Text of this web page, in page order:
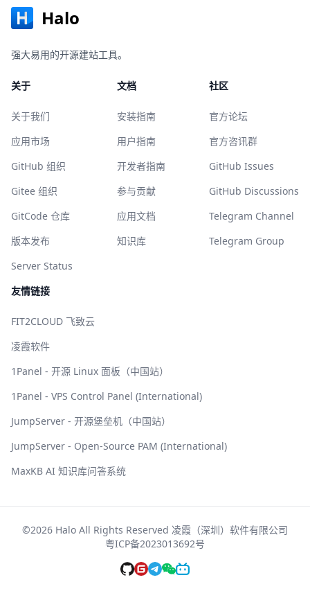
Halo
强大易用的开源建站工具。
关于
关于我们
应用市场
GitHub 组织
Gitee 组织
GitCode 仓库
版本发布
Server Status
文档
安装指南
用户指南
开发者指南
参与贡献
应用文档
知识库
社区
官方论坛
官方咨讯群
GitHub Issues
GitHub Discussions
Telegram Channel
Telegram Group
友情链接
FIT2CLOUD 飞致云
凌霞软件
1Panel - 开源 Linux 面板（中国站）
1Panel - VPS Control Panel (International)
JumpServer - 开源堡垒机（中国站）
JumpServer - Open-Source PAM (International)
MaxKB AI 知识库问答系统
©2026 Halo All Rights Reserved 凌霞（深圳）软件有限公司
粤ICP备2023013692号